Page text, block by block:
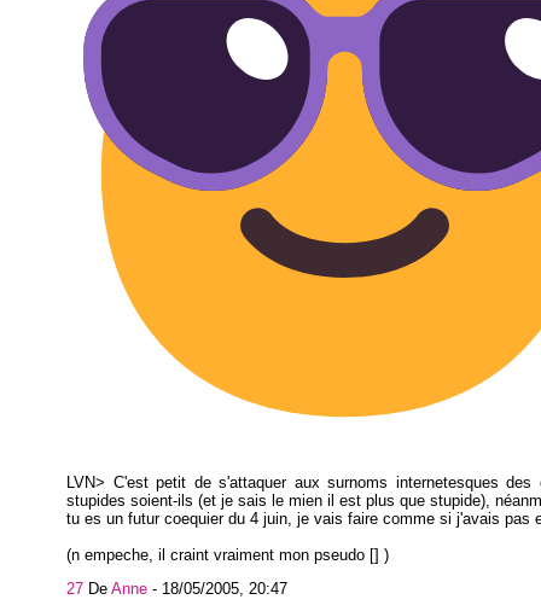
LVN> C'est petit de s'attaquer aux surnoms internetesques des
stupides soient-ils (et je sais le mien il est plus que stupide),
tu es un futur coequier du 4 juin, je vais faire comme si j'avais pas
(n empeche, il craint vraiment mon pseudo [] )
27 De Anne - 18/05/2005, 20:47